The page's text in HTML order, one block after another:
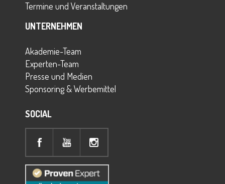
Termine und Veranstaltungen
UNTERNEHMEN
Akademie-Team
Experten-Team
Presse und Medien
Sponsoring & Werbemittel
SOCIAL